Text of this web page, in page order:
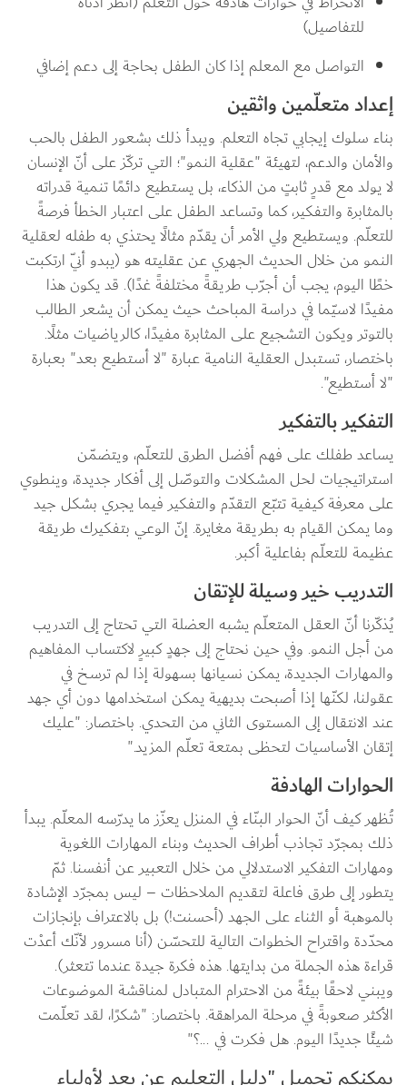
للتفاصيل)
التواصل مع المعلم إذا كان الطفل بحاجة إلى دعم إضافي
إعداد متعلّمين واثقين
بناء سلوك إيجابي تجاه التعلم. ويبدأ ذلك بشعور الطفل بالحب
والأمان والدعم، لتهيئة "عقلية النمو"؛ التي تركّز على أنّ الإنسان
لا يولد مع قدرٍ ثابتٍ من الذكاء، بل يستطيع دائمًا تنمية قدراته
بالمثابرة والتفكير، كما وتساعد الطفل على اعتبار الخطأ فرصةً
للتعلّم. ويستطيع ولي الأمر أن يقدّم مثالًا يحتذي به طفله لعقلية
النمو من خلال الحديث الجهري عن عقليته هو (يبدو أنّي ارتكبت
خطًا اليوم، يجب أن أجرّب طريقةً مختلفةً غدًا). قد يكون هذا
مفيدًا لاسيّما في دراسة المباحث حيث يمكن أن يشعر الطالب
بالتوتر ويكون التشجيع على المثابرة مفيدًا، كالرياضيات مثلًا.
باختصار، تستبدل العقلية النامية عبارة "لا أستطيع بعد" بعبارة
"لا أستطيع".
التفكير بالتفكير
يساعد طفلك على فهم أفضل الطرق للتعلّم، ويتضمّن
استراتيجيات لحل المشكلات والتوصّل إلى أفكار جديدة، وينطوي
على معرفة كيفية تتبّع التقدّم والتفكير فيما يجري بشكل جيد
وما يمكن القيام به بطريقة مغايرة. إنّ الوعي بتفكيرك طريقة
عظيمة للتعلّم بفاعلية أكبر.
التدريب خير وسيلة للإتقان
يُذكّرنا أنّ العقل المتعلّم يشبه العضلة التي تحتاج إلى التدريب
من أجل النمو. وفي حين نحتاج إلى جهدٍ كبيرٍ لاكتساب المفاهيم
والمهارات الجديدة، يمكن نسيانها بسهولة إذا لم ترسخ في
عقولنا، لكنّها إذا أصبحت بديهية يمكن استخدامها دون أي جهد
عند الانتقال إلى المستوى الثاني من التحدي. باختصار: "عليك
إتقان الأساسيات لتحظى بمتعة تعلّم المزيد."
الحوارات الهادفة
تُظهر كيف أنّ الحوار البنّاء في المنزل يعزّز ما يدرّسه المعلّم. يبدأ
ذلك بمجرّد تجاذب أطراف الحديث وبناء المهارات اللغوية
ومهارات التفكير الاستدلالي من خلال التعبير عن أنفسنا. ثمّ
يتطور إلى طرق فاعلة لتقديم الملاحظات – ليس بمجرّد الإشادة
بالموهبة أو الثناء على الجهد (أحسنت!) بل بالاعتراف بإنجازات
محدّدة واقتراح الخطوات التالية للتحسّن (أنا مسرور لأنّك أعدْت
قراءة هذه الجملة من بدايتها. هذه فكرة جيدة عندما تتعثر).
ويبني لاحقًا بيئةً من الاحترام المتبادل لمناقشة الموضوعات
الأكثر صعوبةً في مرحلة المراهقة. باختصار: "شكرًا، لقد تعلّمت
شيئًا جديدًا اليوم. هل فكرت في ...؟"